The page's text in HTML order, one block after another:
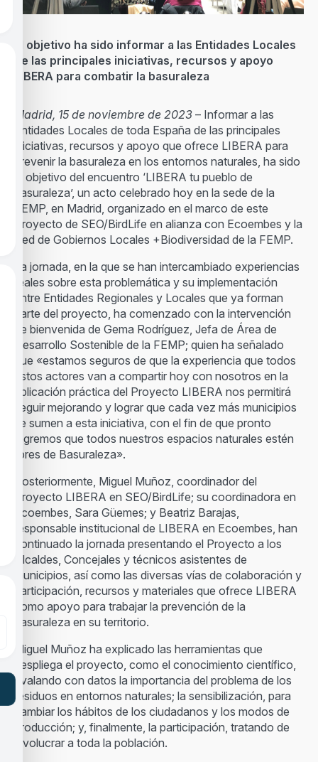
El objetivo ha sido informar a las Entidades Locales
de las principales iniciativas, recursos y apoyo
LIBERA para combatir la basuraleza
Madrid, 15 de noviembre de 2023 – Informar a las
Entidades Locales de toda España de las principales
iniciativas, recursos y apoyo que ofrece LIBERA para
prevenir la basuraleza en los entornos naturales, ha sido
el objetivo del encuentro ‘LIBERA tu pueblo de
basuraleza’, un acto celebrado hoy en la sede de la
FEMP, en Madrid, organizado en el marco de este
Proyecto de SEO/BirdLife en alianza con Ecoembes y la
Red de Gobiernos Locales +Biodiversidad de la FEMP.
La jornada, en la que se han intercambiado experiencias
reales sobre esta problemática y su implementación
entre Entidades Regionales y Locales que ya forman
parte del proyecto, ha comenzado con la intervención
de bienvenida de Gema Rodríguez, Jefa de Área de
Desarrollo Sostenible de la FEMP; quien ha señalado
que «estamos seguros de que la experiencia que todos
estos actores van a compartir hoy con nosotros en la
aplicación práctica del Proyecto LIBERA nos permitirá
seguir mejorando y lograr que cada vez más municipios
se sumen a esta iniciativa, con el fin de que pronto
logremos que todos nuestros espacios naturales estén
libres de Basuraleza».
Posteriormente, Miguel Muñoz, coordinador del
Proyecto LIBERA en SEO/BirdLife; su coordinadora en
Ecoembes, Sara Güemes; y Beatriz Barajas,
responsable institucional de LIBERA en Ecoembes, han
continuado la jornada presentando el Proyecto a los
Alcaldes, Concejales y técnicos asistentes de
municipios, así como las diversas vías de colaboración y
participación, recursos y materiales que ofrece LIBERA
como apoyo para trabajar la prevención de la
basuraleza en su territorio.
Miguel Muñoz ha explicado las herramientas que
despliega el proyecto, como el conocimiento científico,
avalando con datos la importancia del problema de los
residuos en entornos naturales; la sensibilización, para
cambiar los hábitos de los ciudadanos y los modos de
producción; y, finalmente, la participación, tratando de
involucrar a toda la población.